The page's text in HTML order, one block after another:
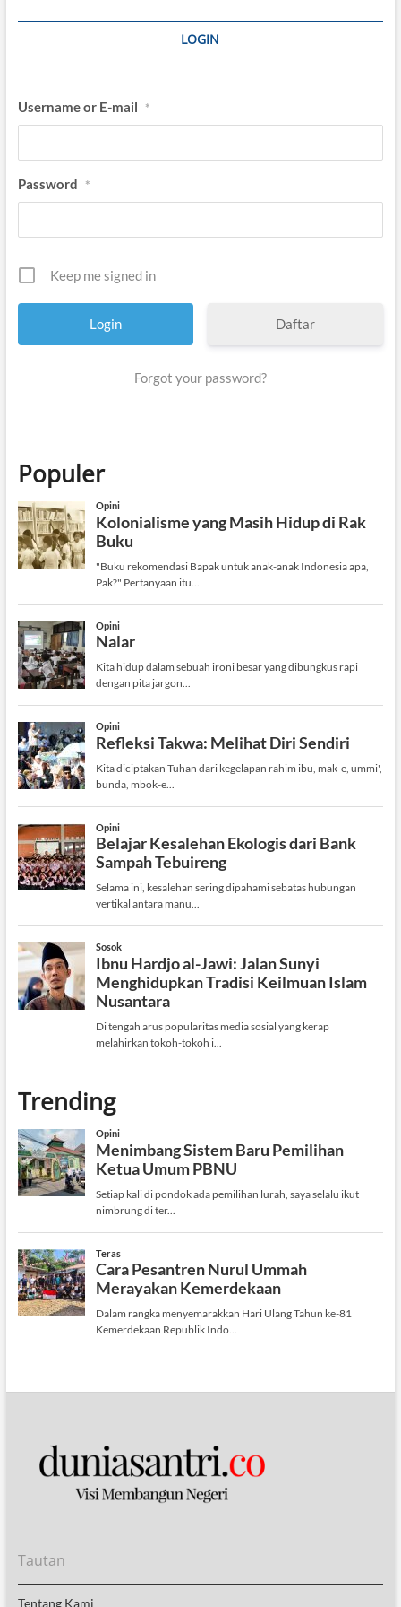
LOGIN
Username or E-mail *
Password *
Keep me signed in
Daftar
Forgot your password?
Populer
Trending
Tautan
Tentang Kami